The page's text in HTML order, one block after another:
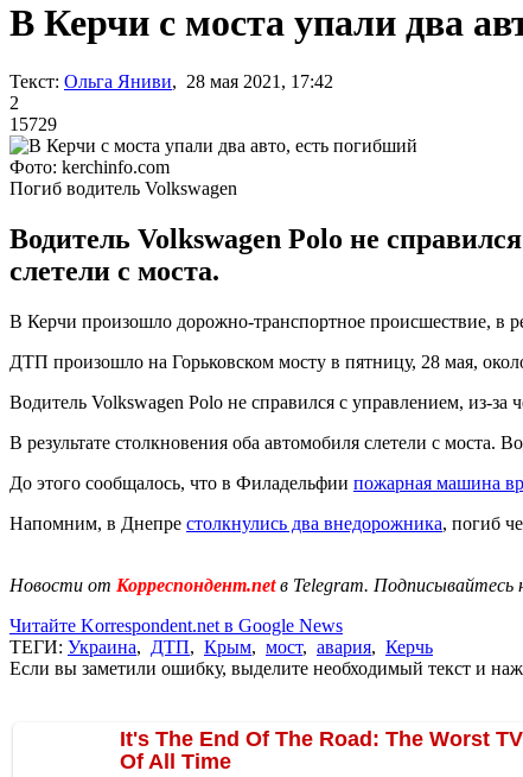
В Керчи с моста упали два
Текст: Ольга Яниви, 28 мая 2021, 17:42
2
15729
Фото: kerchinfo.com
Погиб водитель Volkswagen
Водитель Volkswagen Polo не
слетели с моста.
В Керчи произошло дорожно-транспортное происшествие, в
ДТП произошло на Горьковском мосту в пятницу, 28 мая,
Водитель Volkswagen Polo не справился с управлением, из-
В результате столкновения оба автомобиля слетели с моста.
До этого сообщалось, что в Филадельфии пожарная машина
Напомним, в Днепре столкнулись два внедорожника, погиб
Новости от Корреспондент.netв Telegram. Подписывайтесь
Читайте Korrespondent.net в Google News
ТЕГИ: Украина, ДТП, Крым, мост, авария, Керчь
Если вы заметили ошибку, выделите необходимый текст и